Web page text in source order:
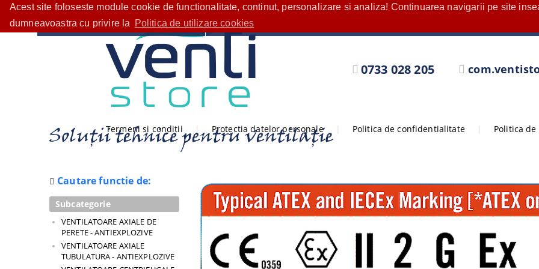
Acest site foloseste module cookie de functionalitate, continut, personalizare si analiza! Continuarea navigarii pe site
dumneavoastra cu privire la
Politica de utilizare cookies
Bine ați venit!
0733 028 205
Termeni si conditii Protectia datelor personale Politica de confidentialitate Politica
CATEGORII PRODUSE
Cautare functie de:
Subcategorie
VENTILATOARE AXIALE DE
PERETE - ANTIEXPLOZIVE
VENTILATOARE AXIALE
TUBULATURA - ANTIEXPLOZIVE